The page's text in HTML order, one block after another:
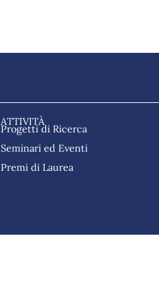
ATTIVITÀ
Progetti di Ricerca
Seminari ed Eventi
Premi di Laurea